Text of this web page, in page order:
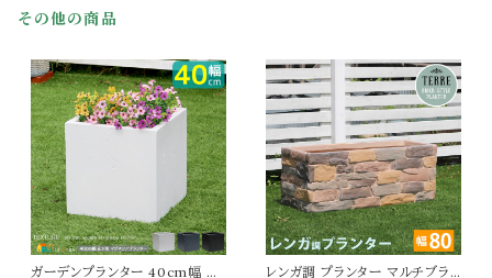
ック 洋服ハンガー 衣類ハンガー
その他の商品
ガーデンプランター 40cm幅 正
レンガ調 プランター マルチブラ